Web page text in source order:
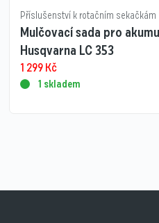
Příslušenství k rotačním sekačkám
Mulčovací sada pro
Husqvarna LC 353
1 299Kč
1 skladem